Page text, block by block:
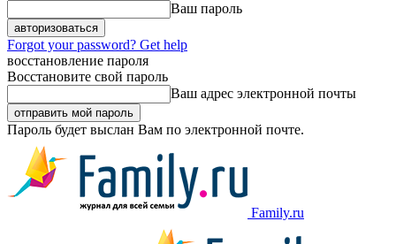
Ваш пароль
Forgot your password? Get help
восстановление пароля
Восстановите свой пароль
Ваш адрес электронной почты
Пароль будет выслан Вам по электронной почте.
Family.ru